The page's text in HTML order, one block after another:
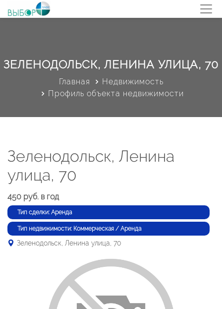
ЗЕЛЕНОДОЛЬСК, ЛЕНИНА УЛИЦА, 70
Главная
Недвижимость
Профиль объекта недвижимости
Зеленодольск, Ленина
улица, 70
450 руб. в год
Тип сделки: Аренда
Тип недвижимости: Коммерческая / Аренда
Зеленодольск, Ленина улица, 70